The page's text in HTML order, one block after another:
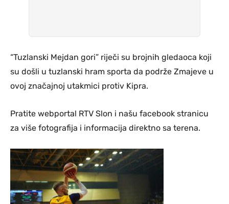
“Tuzlanski Mejdan gori” riječi su brojnih gledaoca koji
su došli u tuzlanski hram sporta da podrže Zmajeve u
ovoj značajnoj utakmici protiv Kipra.
Pratite webportal RTV Slon i našu facebook stranicu
za više fotografija i informacija direktno sa terena.